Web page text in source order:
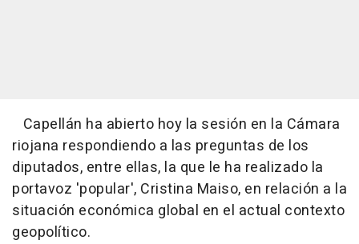
Capellán ha abierto hoy la sesión en la Cámara
riojana respondiendo a las preguntas de los
diputados, entre ellas, la que le ha realizado la
portavoz 'popular', Cristina Maiso, en relación a la
situación económica global en el actual contexto
geopolítico.